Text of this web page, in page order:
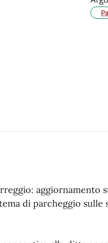
aggiornamento
di parcheggio sulle